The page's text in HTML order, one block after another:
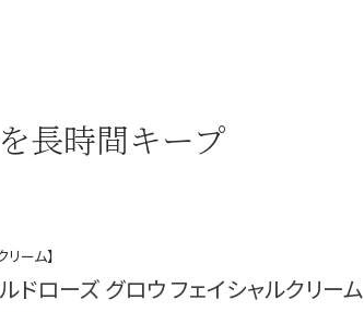
長時間キープ
リーム】
ドローズ グロウ フェイシャルクリーム